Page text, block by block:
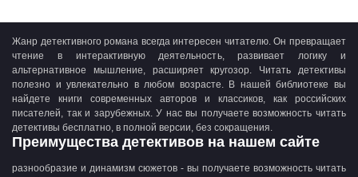
Жанр детективного романа всегда интересен читателю. Он превращает
чтение в интерактивную деятельность, развивает логику и
альтернативное мышление, расширяет кругозор. Читать детективы
полезно и увлекательно в любом возрасте. В нашей библиотеке вы
найдете книги современных авторов и классиков, как российских
писателей, так и зарубежных. У нас вы получаете возможность читать
детективы бесплатно, в полной версии, без сокращения.
Преимущества детективов на нашем сайте
разнообразие и динамизм сюжетов - вы получаете возможность читать